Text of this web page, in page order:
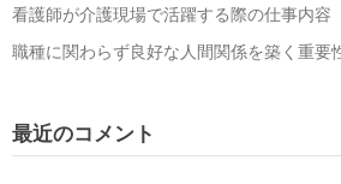
看護師が介護現場で活躍する際の仕事内容
職種に関わらず良好な人間関係を築く重要
最近のコメント